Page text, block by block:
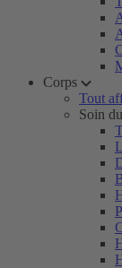
Corps
Tout
Soin